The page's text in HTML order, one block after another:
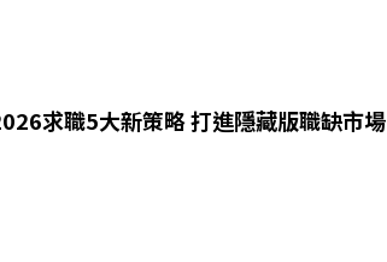
求職5大新策略 打進隱藏版職缺市場